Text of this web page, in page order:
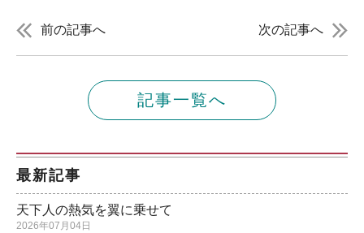
前の記事へ 次の記事へ
記事一覧へ
最新記事
天下人の熱気を翼に乗せて
2026年07月04日